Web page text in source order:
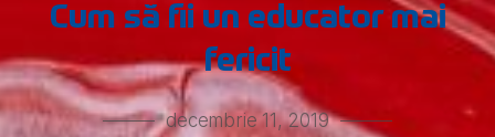
Cum să fii un educator mai
fericit
decembrie 11, 2019